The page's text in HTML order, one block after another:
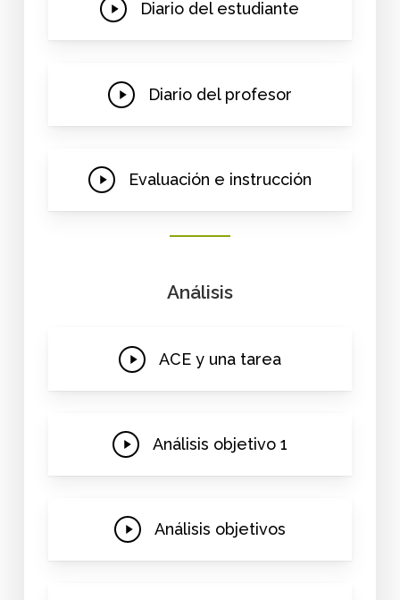
Play
Diario del estudiante
Play
Diario del profesor
Play
Evaluación e instrucción
Análisis
Play
ACE y una tarea
Play
Análisis objetivo 1
Play
Análisis objetivos